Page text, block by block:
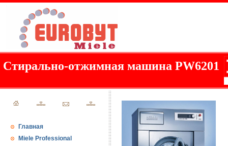
Стирально-отжимная машина PW6201
Главная
Miele Professional